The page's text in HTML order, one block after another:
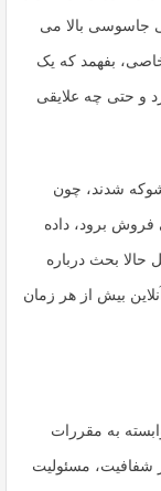
جاسوسی بالا می
بفهمد که یک
و حتی چه علایقی
شدند، چون
برود، داده
بحث درباره
بیش از هر زمان
به مقررات
شفافیت، مسئولیت